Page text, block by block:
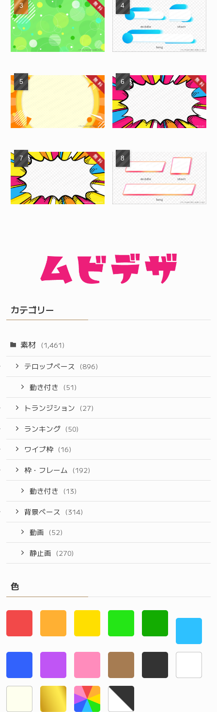
カテゴリー
素材 (1,461)
テロップベース (896)
動き付き (51)
トランジション (27)
ランキング (50)
ワイプ枠 (16)
枠・フレーム (192)
動き付き (13)
背景ベース (314)
動画 (52)
静止画 (270)
色